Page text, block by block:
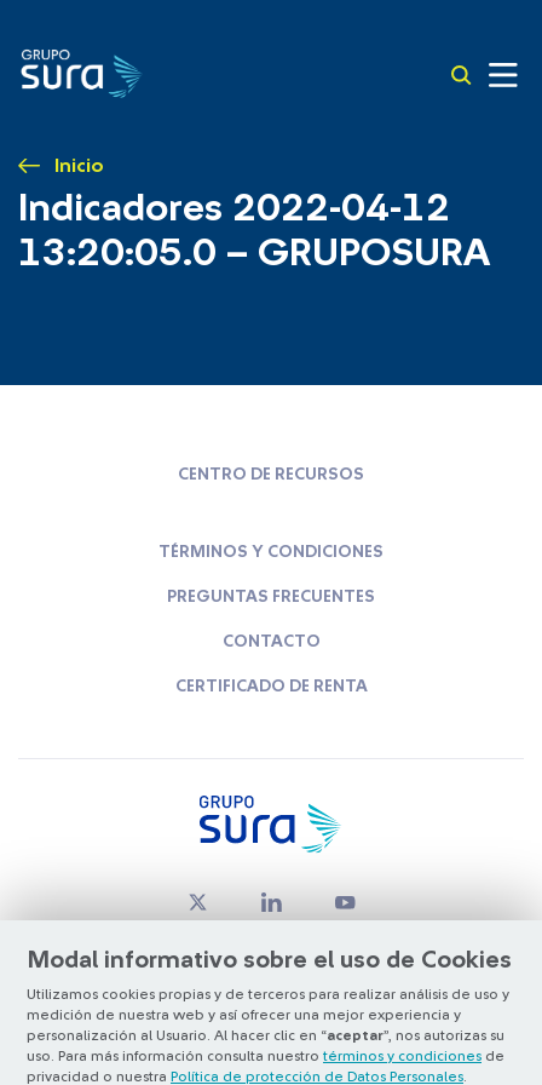
Inicio
Indicadores 2022-04-12
13:20:05.0 – GRUPOSURA
Modal informativo sobre el uso de Cookies
Utilizamos cookies propias y de terceros para realizar análisis de uso y
medición de nuestra web y así ofrecer una mejor experiencia y
personalización al Usuario. Al hacer clic en “aceptar”, nos autorizas su
uso. Para más información consulta nuestro términos y condiciones de
privacidad o nuestra Política de protección de Datos Personales
CENTRO DE RECURSOS
TÉRMINOS Y CONDICIONES
PREGUNTAS FRECUENTES
CONTACTO
CERTIFICADO DE RENTA
© Copyright Grupo SURA 2026